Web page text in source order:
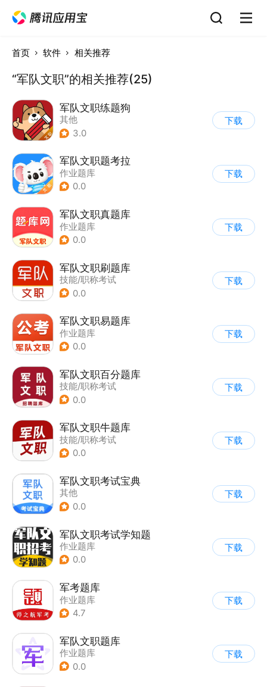
首页 软件 相关推荐
“军队文职”的相关推荐(25)
军队文职练题狗
其他
3.0
下载
军队文职题考拉
作业题库
0.0
下载
军队文职真题库
作业题库
0.0
下载
军队文职刷题库
技能/职称考试
0.0
下载
军队文职易题库
作业题库
0.0
下载
军队文职百分题库
技能/职称考试
0.0
下载
军队文职牛题库
技能/职称考试
0.0
下载
军队文职考试宝典
其他
0.0
下载
军队文职考试学知题
作业题库
0.0
下载
军考题库
作业题库
4.7
下载
军队文职题库
作业题库
0.0
下载